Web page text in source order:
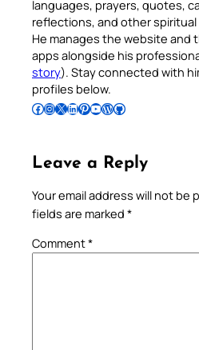
languages, prayers, quotes,
reflections, and other spiritual
He manages the website and
apps alongside his
story). Stay connected with
profiles below.
Follow Pradeep on Facebook Follow Pradeep on InstagramFollow Pradeep on X Follow Pradeep on LinkedIn Follow Pradeep on Pinterest Subscribe to Pradeep’s Youtube Channel Follow Pradeep on WordPress Follow Pradeep on GitHub
Leave a Reply
Your email address will not be
fields are marked *
Comment*